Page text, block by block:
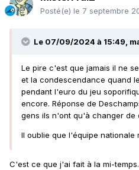
Posté(e) le 7 septembre
Le 07/09/2024 à 15:49,
Le pire c'est que jamais il ne
et la condescendance quand
pendant l'euro du jeu
encore. Réponse de
gens ils n'ont qu'à changer de
Il oublie que l'équipe nationale
C'est ce que j'ai fait à la mi-